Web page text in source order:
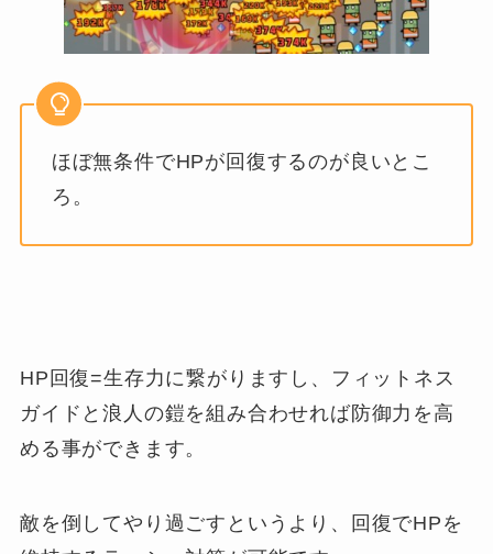
ほぼ無条件でHPが回復するのが良いとこ
ろ。
HP回復=生存力に繋がりますし、フィットネス
ガイドと浪人の鎧を組み合わせれば防御力を高
める事ができます。
敵を倒してやり過ごすというより、回復でHPを